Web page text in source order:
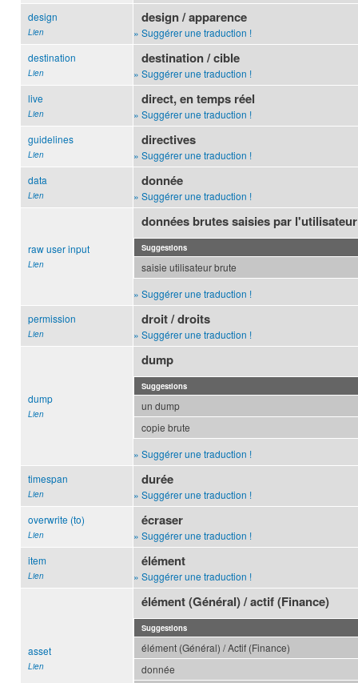
design
Lien
design / apparence
» Suggérer une traduction !
destination
Lien
destination / cible
» Suggérer une traduction !
live
Lien
direct, en temps réel
» Suggérer une traduction !
guidelines
Lien
directives
» Suggérer une traduction !
data
Lien
donnée
» Suggérer une traduction !
raw user input
Lien
données brutes saisies par l'utilisateur
Suggestions
saisie utilisateur brute
» Suggérer une traduction !
permission
Lien
droit / droits
» Suggérer une traduction !
dump
Lien
dump
Suggestions
un dump
copie brute
» Suggérer une traduction !
timespan
Lien
durée
» Suggérer une traduction !
overwrite (to)
Lien
écraser
» Suggérer une traduction !
item
Lien
élément
» Suggérer une traduction !
asset
Lien
élément (Général) / actif (Finance)
Suggestions
élément (Général) / Actif (Finance)
donnée